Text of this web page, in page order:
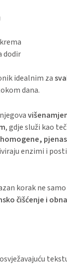
dodir
idealnim za
dana.
, gdje služi kao
homogene,
enzimi i
korak ne
čišćenje i